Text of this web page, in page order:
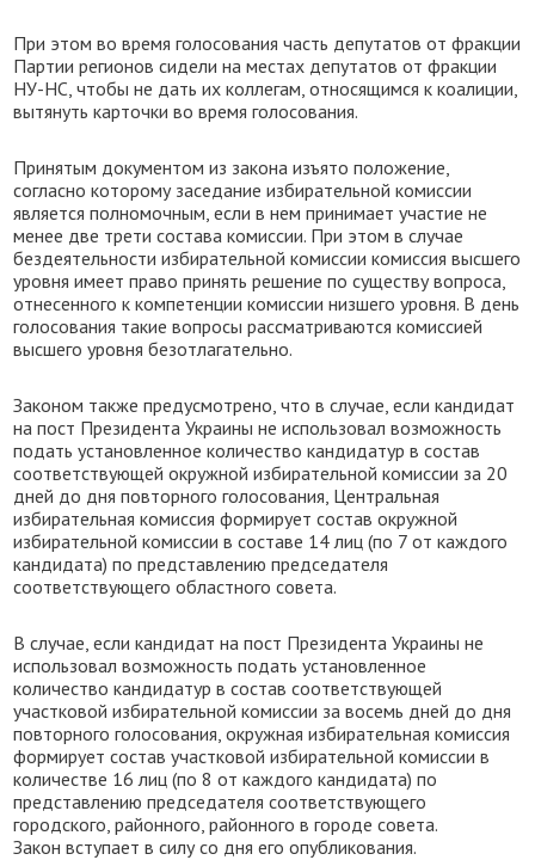
При этом во время голосования часть депутатов от фракции
Партии регионов сидели на местах депутатов от фракции
НУ-НС, чтобы не дать их коллегам, относящимся к коалиции,
вытянуть карточки во время голосования.
Принятым документом из закона изъято положение,
согласно которому заседание избирательной комиссии
является полномочным, если в нем принимает участие не
менее две трети состава комиссии. При этом в случае
бездеятельности избирательной комиссии комиссия высшего
уровня имеет право принять решение по существу вопроса,
отнесенного к компетенции комиссии низшего уровня. В день
голосования такие вопросы рассматриваются комиссией
высшего уровня безотлагательно.
Законом также предусмотрено, что в случае, если кандидат
на пост Президента Украины не использовал возможность
подать установленное количество кандидатур в состав
соответствующей окружной избирательной комиссии за 20
дней до дня повторного голосования, Центральная
избирательная комиссия формирует состав окружной
избирательной комиссии в составе 14 лиц (по 7 от каждого
кандидата) по представлению председателя
соответствующего областного совета.
В случае, если кандидат на пост Президента Украины не
использовал возможность подать установленное
количество кандидатур в состав соответствующей
участковой избирательной комиссии за восемь дней до дня
повторного голосования, окружная избирательная комиссия
формирует состав участковой избирательной комиссии в
количестве 16 лиц (по 8 от каждого кандидата) по
представлению председателя соответствующего
городского, районного, районного в городе совета.
Закон вступает в силу со дня его опубликования.